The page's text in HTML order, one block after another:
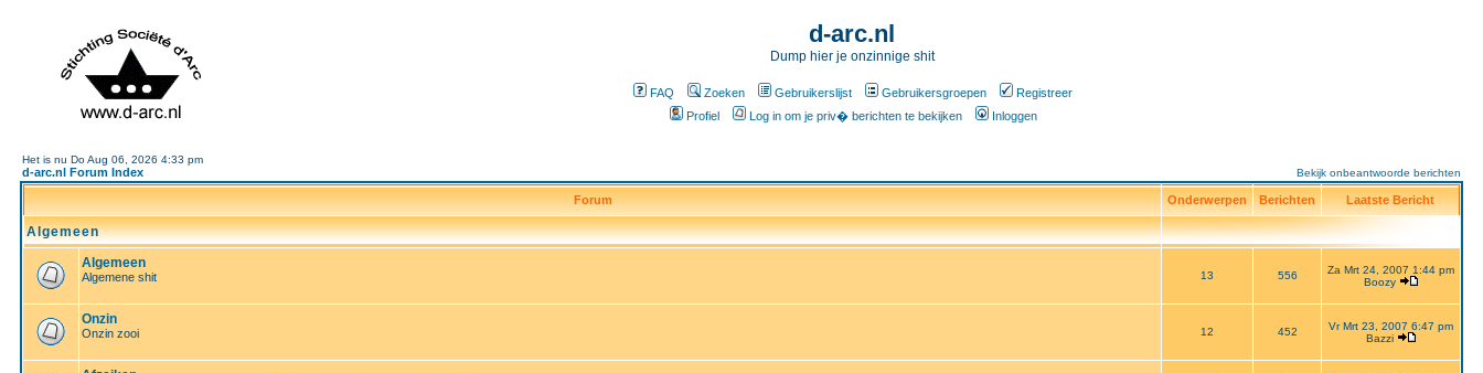
d-arc.nl
Dump hier je onzinnige shit
FAQ Zoeken Gebruikerslijst Gebruikersgroepen
Registreer
Profiel
Log in om je priv� berichten te bekijken Inloggen
Het is nu Do Aug 06, 2026 4:33 pm
d-arc.nl Forum Index Bekijk onbeantwoorde berichten
Forum Onderwerpen Berichten Laatste Bericht
Algemeen
Algemeen
Algemene shit 13 556
Za Mrt 24, 2007 1:44 pm
Boozy
Onzin
Onzin zooi 12 452
Vr Mrt 23, 2007 6:47 pm
Bazzi